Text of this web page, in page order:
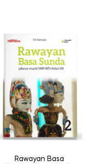
Rawayan Basa